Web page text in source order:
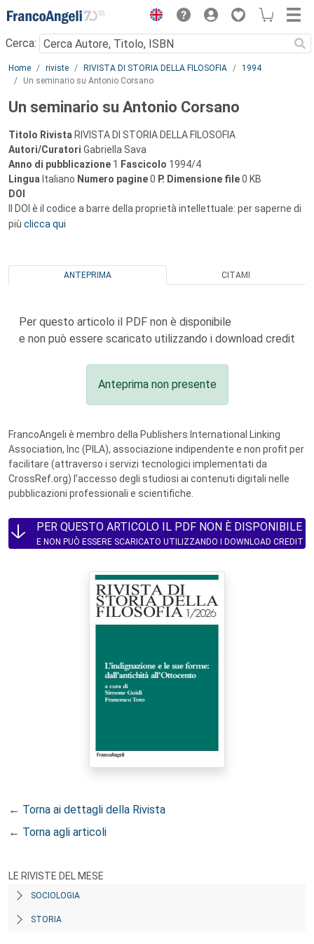
Menu
Cerca:
Main content
Home riviste RIVISTA DI STORIA DELLA FILOSOFIA
1994
Un seminario su Antonio Corsano
Un seminario su Antonio Corsano
Titolo Rivista RIVISTA DI STORIA DELLA FILOSOFIA
Autori/Curatori Gabriella Sava
Anno di pubblicazione 1 Fascicolo 1994/4
Lingua Italiano Numero pagine0 P. Dimensione file0 KB
DOI
Il DOI è il codice a barre della proprietà intellettuale: per saperne di
più clicca qui
ANTEPRIMA CITAMI
Per questo articolo il PDF non è disponibile
e non può essere scaricato utilizzando i download credit
Anteprima non presente
FrancoAngeli è membro della Publishers International Linking
Association, Inc (PILA), associazione indipendente e non profit per
facilitare (attraverso i servizi tecnologici implementati da
CrossRef.org) l’accesso degli studiosi ai contenuti digitali nelle
pubblicazioni professionali e scientifiche.
PER QUESTO ARTICOLO IL PDF NON È DISPONIBILE
E NON PUÒ ESSERE SCARICATO UTILIZZANDO I DOWNLOAD CREDIT
← Torna ai dettagli della Rivista
← Torna agli articoli
LE RIVISTE DEL MESE
SOCIOLOGIA
STORIA